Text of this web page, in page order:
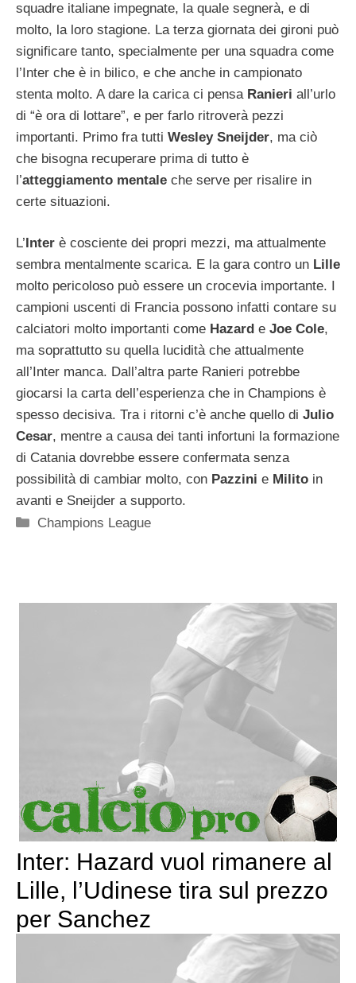
squadre italiane impegnate, la quale segnerà, e di
molto, la loro stagione. La terza giornata dei gironi può
significare tanto, specialmente per una squadra come
l’Inter che è in bilico, e che anche in campionato
stenta molto. A dare la carica ci pensa Ranieri all’urlo
di “è ora di lottare”, e per farlo ritroverà pezzi
importanti. Primo fra tutti Wesley Sneijder, ma ciò
che bisogna recuperare prima di tutto è
l’atteggiamento mentale che serve per risalire in
certe situazioni.
L’ Inter è cosciente dei propri mezzi, ma attualmente
sembra mentalmente scarica. E la gara contro un Lille
molto pericoloso può essere un crocevia importante. I
campioni uscenti di Francia possono infatti contare su
calciatori molto importanti come Hazard e Joe Cole,
ma soprattutto su quella lucidità che attualmente
all’Inter manca. Dall’altra parte Ranieri potrebbe
giocarsi la carta dell’esperienza che in Champions è
spesso decisiva. Tra i ritorni c’è anche quello di Julio
Cesar, mentre a causa dei tanti infortuni la formazione
di Catania dovrebbe essere confermata senza
possibilità di cambiar molto, con Pazzini e Milito in
avanti e Sneijder a supporto.
Categorie
Champions League
Inter: Hazard vuol rimanere al
Lille, l’Udinese tira sul prezzo
per Sanchez